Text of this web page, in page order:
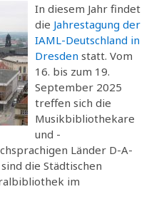
In diesem Jahr findet
die Jahrestagung der
IAML-Deutschland in
Dresden statt. Vom
16. bis zum 19.
September 2025
treffen sich die
Musikbibliothekare
und -
Länder D-A-
die Städtischen
im